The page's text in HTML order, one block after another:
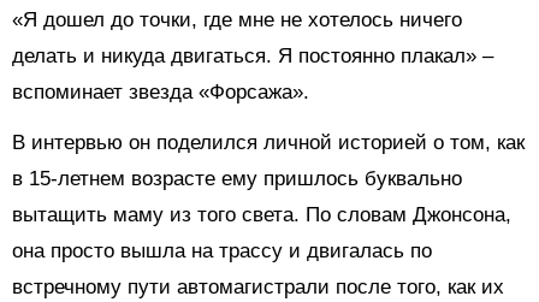
«Я дошел до точки, где мне не хотелось ничего
делать и никуда двигаться. Я постоянно плакал» –
вспоминает звезда «Форсажа».
В интервью он поделился личной историей о том, как
в 15-летнем возрасте ему пришлось буквально
вытащить маму из того света. По словам Джонсона,
она просто вышла на трассу и двигалась по
встречному пути автомагистрали после того, как их